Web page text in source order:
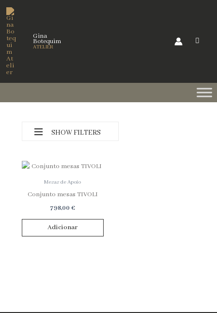
content
Gina
Botequim
ATELIER
SHOW FILTERS
Categorias
Mesas de Apoio
Conjunto mesas TIVOLI
798,00€
Adicionar